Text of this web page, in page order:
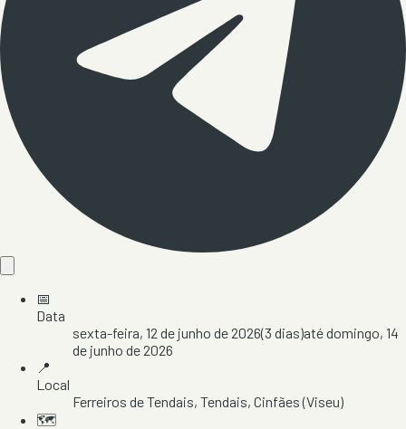
📅
Data
sexta-feira, 12 de junho de 2026(3 dias)atédomingo, 14
de junho de 2026
📍
Local
Ferreiros de Tendais, Tendais, Cinfães(Viseu)
🗺️